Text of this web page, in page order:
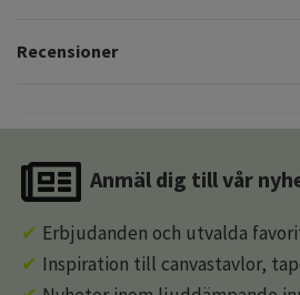
Recensioner
Anmäl dig till vår
✔ Erbjudanden och utvalda
✔ Inspiration till canvastavlor,